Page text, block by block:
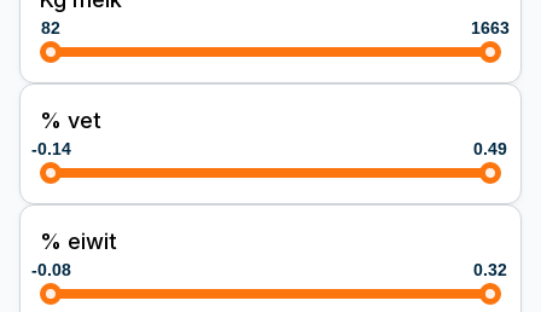
82 1663
% vet
-0.14 0.49
% eiwit
-0.08 0.32